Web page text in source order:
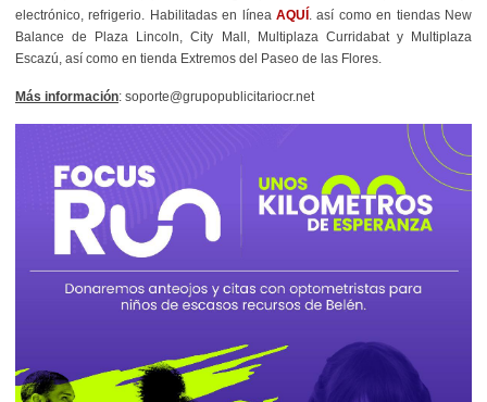
electrónico, refrigerio. Habilitadas en línea AQUÍ . así como en tiendas New
Balance de Plaza Lincoln, City Mall, Multiplaza Curridabat y Multiplaza
Escazú, así como en tienda Extremos del Paseo de las Flores.
Más información: soporte@grupopublicitariocr.net